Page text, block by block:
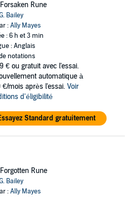
Rune
Bailey
:Ally Mayes
: 6 h et 3 min
: Anglais
notations
€ ou gratuit avec l'essai.
automatique à
€/mois après l'essai. Voir
d'éligibilité
Standard gratuitement
Rune
Bailey
:Ally Mayes